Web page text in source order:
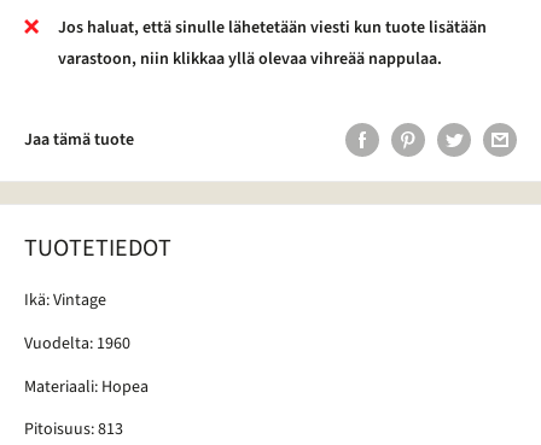
Jos haluat, että sinulle lähetetään viesti kun tuote lisätään
varastoon, niin klikkaa yllä olevaa vihreää nappulaa.
Jaa tämä tuote
TUOTETIEDOT
Ikä: Vintage
Vuodelta: 1960
Materiaali: Hopea
Pitoisuus: 813